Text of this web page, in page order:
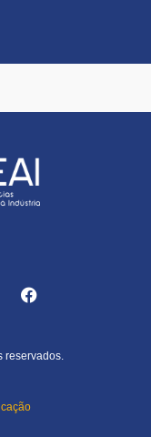
reservados.